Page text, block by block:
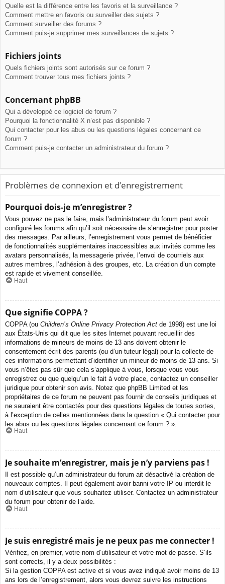
Quelle est la différence entre les favoris et la surveillance ?
Comment mettre en favoris ou surveiller des sujets ?
Comment surveiller des forums ?
Comment puis-je supprimer mes surveillances de sujets ?
Fichiers joints
Quels fichiers joints sont autorisés sur ce forum ?
Comment trouver tous mes fichiers joints ?
Concernant phpBB
Qui a développé ce logiciel de forum ?
Pourquoi la fonctionnalité X n’est pas disponible ?
Qui contacter pour les abus ou les questions légales concernant ce
forum ?
Comment puis-je contacter un administrateur du forum ?
Problèmes de connexion et d’enregistrement
Pourquoi dois-je m’enregistrer ?
Vous pouvez ne pas le faire, mais l’administrateur du forum peut avoir
configuré les forums afin qu’il soit nécessaire de s’enregistrer pour poster
des messages. Par ailleurs, l’enregistrement vous permet de bénéficier
de fonctionnalités supplémentaires inaccessibles aux invités comme les
avatars personnalisés, la messagerie privée, l’envoi de courriels aux
autres membres, l’adhésion à des groupes, etc. La création d’un compte
est rapide et vivement conseillée.
Haut
Que signifie COPPA ?
COPPA (ou Children’s Online Privacy Protection Act de 1998) est une loi
aux États-Unis qui dit que les sites Internet pouvant recueillir des
informations de mineurs de moins de 13 ans doivent obtenir le
consentement écrit des parents (ou d’un tuteur légal) pour la collecte de
ces informations permettant d’identifier un mineur de moins de 13 ans. Si
vous n’êtes pas sûr que cela s’applique à vous, lorsque vous vous
enregistrez ou que quelqu’un le fait à votre place, contactez un conseiller
juridique pour obtenir son avis. Notez que phpBB Limited et les
propriétaires de ce forum ne peuvent pas fournir de conseils juridiques et
ne sauraient être contactés pour des questions légales de toutes sortes,
à l’exception de celles mentionnées dans la question « Qui contacter pour
les abus ou les questions légales concernant ce forum ? ».
Haut
Je souhaite m’enregistrer, mais je n’y parviens pas !
Il est possible qu’un administrateur du forum ait désactivé la création de
nouveaux comptes. Il peut également avoir banni votre IP ou interdit le
nom d’utilisateur que vous souhaitez utiliser. Contactez un administrateur
du forum pour obtenir de l’aide.
Haut
Je suis enregistré mais je ne peux pas me connecter !
Vérifiez, en premier, votre nom d’utilisateur et votre mot de passe. S’ils
sont corrects, il y a deux possibilités :
Si la gestion COPPA est active et si vous avez indiqué avoir moins de 13
ans lors de l’enregistrement, alors vous devrez suivre les instructions